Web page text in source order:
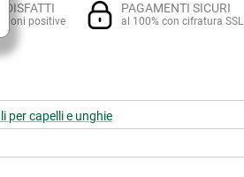
positive
PAGAMENTI SICURI
al 100% con cifratura SSL
per capelli e unghie